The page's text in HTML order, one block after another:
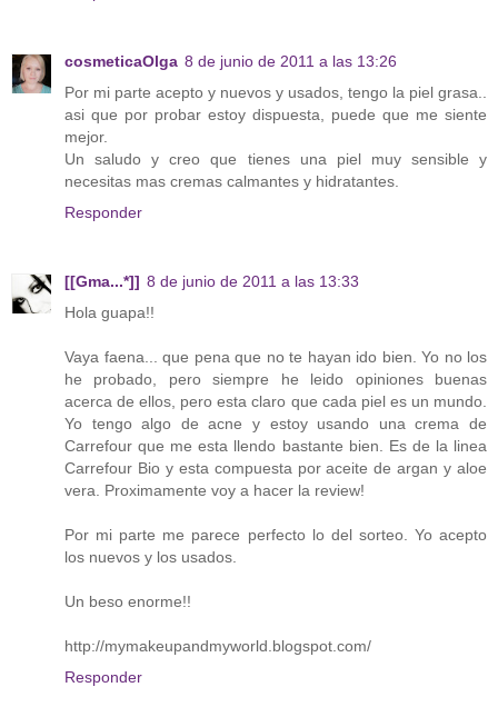
cosmeticaOlga 8 de junio de 2011 a las 13:26
Por mi parte acepto y nuevos y usados, tengo la piel grasa..
asi que por probar estoy dispuesta, puede que me siente
mejor.
Un saludo y creo que tienes una piel muy sensible y
necesitas mas cremas calmantes y hidratantes.
Responder
[[Gma...*]] 8 de junio de 2011 a las 13:33
Hola guapa!!
Vaya faena... que pena que no te hayan ido bien. Yo no los
he probado, pero siempre he leido opiniones buenas
acerca de ellos, pero esta claro que cada piel es un mundo.
Yo tengo algo de acne y estoy usando una crema de
Carrefour que me esta llendo bastante bien. Es de la linea
Carrefour Bio y esta compuesta por aceite de argan y aloe
vera. Proximamente voy a hacer la review!
Por mi parte me parece perfecto lo del sorteo. Yo acepto
los nuevos y los usados.
Un beso enorme!!
http://mymakeupandmyworld.blogspot.com/
Responder